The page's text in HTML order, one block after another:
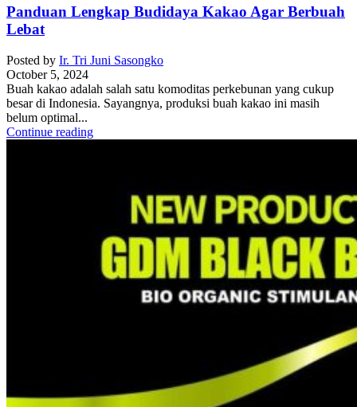
Panduan Lengkap Budidaya Kakao Agar Berbuah
Lebat
Posted by Ir. Tri Juni Sasongko
October 5, 2024
Buah kakao adalah salah satu komoditas perkebunan yang cukup
besar di Indonesia. Sayangnya, produksi buah kakao ini masih
belum optimal...
Continue reading